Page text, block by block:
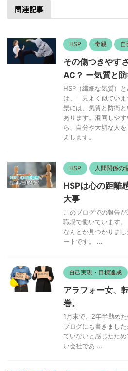
関連記事
HSP 毒親 自
その傷つきやす
AC？ ー気質と
HSP（繊細な気質）と
は、一見よく似てい
景には、気質と防衛
あります。混同しや
ら、自分や大切な人
えします。
HSP 人間関係の
HSPは心の距離
大事
このブログでの報告
職場で働いています。
なんとか見つかりま
ートです。 ...
自己実現・目標達成
アラフォー女、
巻。
1月末で、2年半勤め
ブログにも書きまし
ていないと感じたた
い会社であ ...